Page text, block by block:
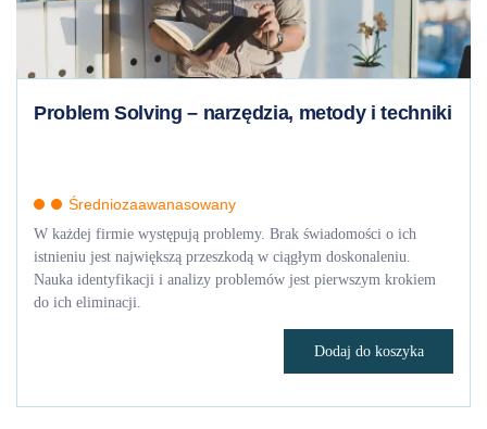
Problem Solving – narzędzia, metody i techniki
Średniozaawanasowany
W każdej firmie występują problemy. Brak świadomości o ich
istnieniu jest największą przeszkodą w ciągłym doskonaleniu.
Nauka identyfikacji i analizy problemów jest pierwszym krokiem
do ich eliminacji.
Dodaj do koszyka